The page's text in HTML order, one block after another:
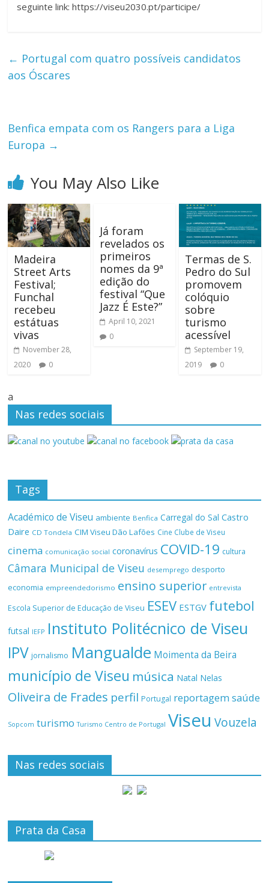
seguinte link: https://viseu2030.pt/participe/
← Portugal com quatro possíveis candidatos
aos Óscares
Benfica empata com os Rangers para a Liga
Europa →
You May Also Like
Madeira
Street Arts
Festival;
Funchal
recebeu
estátuas
vivas
November 28,
2020
0
Já foram
revelados os
primeiros
nomes da 9ª
edição do
festival “Que
Jazz É Este?”
April 10, 2021
0
Termas de S.
Pedro do Sul
promovem
colóquio
sobre
turismo
acessível
September 19,
2019
0
a
Nas redes sociais
Tags
Académico de Viseu ambiente Benfica Carregal do Sal Castro
Daire CD Tondela CIM Viseu Dão Lafões Cine Clube de Viseu
cinema comunicação social coronavírus COVID-19 cultura
Câmara Municipal de Viseu desemprego desporto
economia empreendedorismo ensino superior entrevista
Escola Superior de Educação de Viseu ESEV ESTGV futebol
futsal IEFP Instituto Politécnico de Viseu
IPV jornalismo Mangualde Moimenta da Beira
município de Viseu música Natal Nelas
Oliveira de Frades perfil Portugal reportagemsaúde
Sopcom turismo Turismo Centro de Portugal Viseu Vouzela
Nas redes sociais
Prata da Casa